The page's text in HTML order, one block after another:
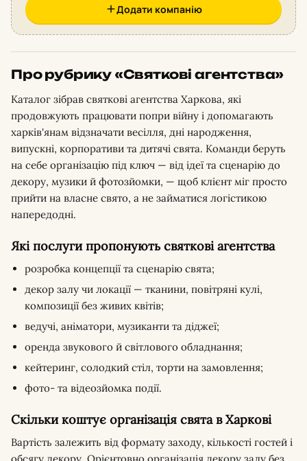
Додати компанію
Про рубрику «Святкові агентства»
Каталог зібрав святкові агентства Харкова, які
продовжують працювати попри війну і допомагають
харків'янам відзначати весілля, дні народження,
випускні, корпоративи та дитячі свята. Команди беруть
на себе організацію під ключ — від ідеї та сценарію до
декору, музики й фотозйомки, — щоб клієнт міг просто
прийти на власне свято, а не займатися логістикою
напередодні.
Які послуги пропонують святкові агентства
розробка концепції та сценарію свята;
декор залу чи локації — тканини, повітряні кулі,
композиції без живих квітів;
ведучі, аніматори, музиканти та діджеї;
оренда звукового й світлового обладнання;
кейтеринг, солодкий стіл, торти на замовлення;
фото- та відеозйомка події.
Скільки коштує організація свята в Харкові
Вартість залежить від формату заходу, кількості гостей і